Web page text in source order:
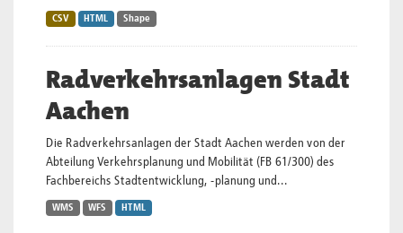
CSV HTML Shape
Radverkehrsanlagen Stadt
Aachen
Die Radverkehrsanlagen der Stadt Aachen werden von der
Abteilung Verkehrsplanung und Mobilität (FB 61/300) des
Fachbereichs Stadtentwicklung, -planung und...
WMS WFS HTML